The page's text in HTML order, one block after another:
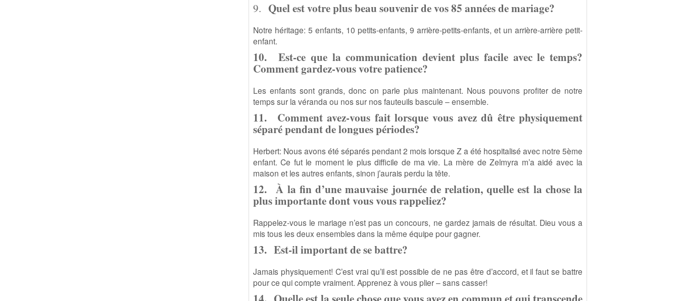
9. Quel est votre plus beau souvenir de vos 85 années de mariage?
Notre héritage: 5 enfants, 10 petits-enfants, 9 arrière-petits-enfants, et un arrière-arrière petit-
enfant.
10.Est-ce que la communication devient plus facile avec le temps?
Comment gardez-vous votre patience?
Les enfants sont grands, donc on parle plus maintenant. Nous pouvons profiter de notre
temps sur la véranda ou nos sur nos fauteuils bascule – ensemble.
11. Comment avez-vous fait lorsque vous avez dû être physiquement
séparé pendant de longues périodes?
Herbert: Nous avons été séparés pendant 2 mois lorsque Z a été hospitalisé avec notre 5ème
enfant. Ce fut le moment le plus difficile de ma vie. La mère de Zelmyra m’a aidé avec la
maison et les autres enfants, sinon j’aurais perdu la tête.
12.À la fin d’une mauvaise journée de relation, quelle est la chose la
plus importante dont vous vous rappeliez?
Rappelez-vous le mariage n’est pas un concours, ne gardez jamais de résultat. Dieu vous a
mis tous les deux ensembles dans la même équipe pour gagner.
13. Est-il important de se battre?
Jamais physiquement! C’est vrai qu’il est possible de ne pas être d’accord, et il faut se battre
pour ce qui compte vraiment. Apprenez à vous plier – sans casser!